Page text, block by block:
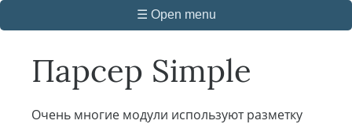
☰ Open menu
Парсер Simple
Очень многие модули используют разметку